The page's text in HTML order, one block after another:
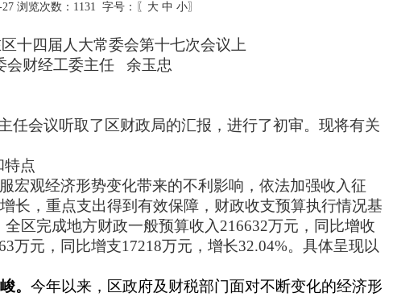
浏览次数： 1131 字号：〖 大 中 小〗
十四届人大常委会第十七次会议上
会财经工委主任
余玉忠
主任会议听取了区财政局的汇报，进行了初审。现将有关
特点
宏观经济形势变化带来的不利影响，依法加强收入征
长，重点支出得到有效保障，财政收支预算执行情况基
全区完成地方财政一般预算收入 216632万元，同比增收
万元，同比增支17218万元，增长32.04%。具体呈现以
。今年以来，区政府及财税部门面对不断变化的经济形